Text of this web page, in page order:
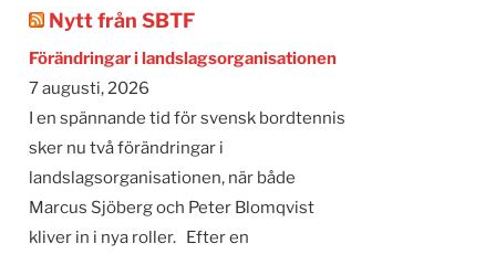
Nytt från SBTF
Förändringar i landslagsorganisationen
7 augusti, 2026
I en spännande tid för svensk bordtennis
sker nu två förändringar i
landslagsorganisationen, när både
Marcus Sjöberg och Peter Blomqvist
kliver in i nya roller. Efter en